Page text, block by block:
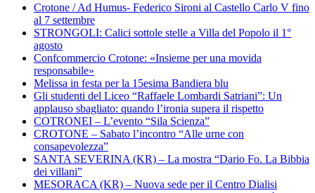
Crotone / Ad Humus- Federico Sironi al Castello Carlo V fino
al 7 settembre
STRONGOLI: Calici sottole stelle a Villa del Popolo il 1°
agosto
Confcommercio Crotone: «Insieme per una movida
responsabile»
Melissa in festa per la 15esima Bandiera blu
Gli studenti del Liceo “Raffaele Lombardi Satriani”: Un
applauso sbagliato: quando l’ironia supera il rispetto
COTRONEI – L’evento “Sila Scienza”
CROTONE – Sabato l’incontro “Alle urne con
consapevolezza”
SANTA SEVERINA (KR) – La mostra “Dario Fo. La Bibbia
dei villani”
MESORACA (KR) – Nuova sede per il Centro Dialisi